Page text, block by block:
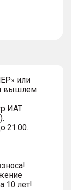
или
вышлем
ИАТ
21:00.
10 лет!